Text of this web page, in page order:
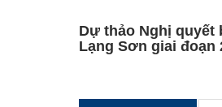
Dự thảo Nghị quyết
Lạng Sơn giai đoạn